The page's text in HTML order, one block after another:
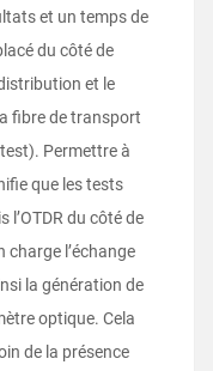
et un temps de
du côté de
et le
fibre de transport
Permettre à
que les tests
l’OTDR du côté de
charge l’échange
la génération de
optique. Cela
de la présence